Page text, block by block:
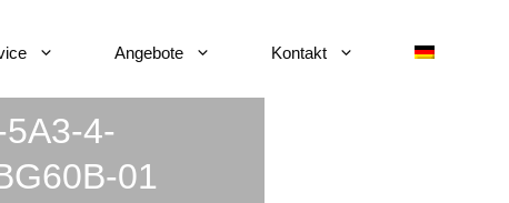
Angebote Kontakt
4-
01